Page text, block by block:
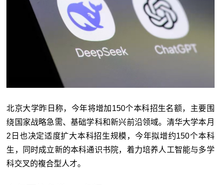
北京大学昨日称，今年将增加150个本科招生名额，主要围
绕国家战略急需、基础学科和新兴前沿领域。清华大学本月
2日也决定适度扩大本科招生规模，今年拟增约150个本科
生，同时成立新的本科通识书院，着力培养人工智能与多学
科交叉的複合型人才。